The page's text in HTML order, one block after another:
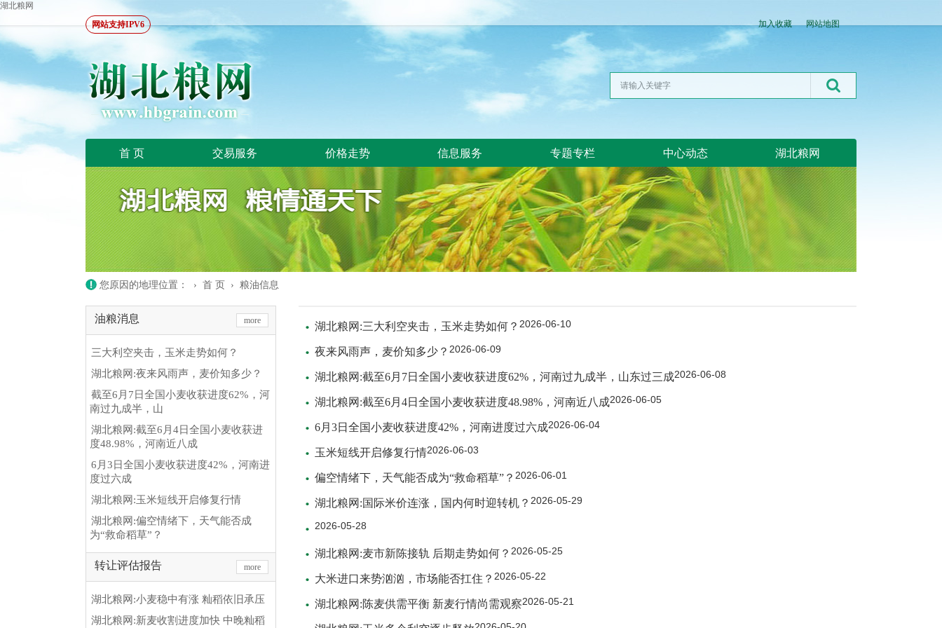
湖北粮网
网站支持IPV6
加入收藏 网站地图
首 页 交易服务 价格走势 信息服务 专题专栏 中心动态 湖北粮网
您原因的地理位置： › 首 页 › 粮油信息
油粮消息 more
三大利空夹击，玉米走势如何？
湖北粮网:夜来风雨声，麦价知多少？
截至6月7日全国小麦收获进度62%，河
南过九成半，山
湖北粮网:截至6月4日全国小麦收获进
度48.98%，河南近八成
6月3日全国小麦收获进度42%，河南进
度过六成
湖北粮网:玉米短线开启修复行情
湖北粮网:偏空情绪下，天气能否成
为“救命稻草”？
转让评估报告 more
湖北粮网:小麦稳中有涨 籼稻依旧承压
湖北粮网:新麦收割进度加快 中晚籼稻
湖北粮网:三大利空夹击，玉米走势如何？ 2026-06-10
夜来风雨声，麦价知多少？ 2026-06-09
湖北粮网:截至6月7日全国小麦收获进度62%，河南过九成半，山东过三成2026-06-08
湖北粮网:截至6月4日全国小麦收获进度48.98%，河南近八成2026-06-05
6月3日全国小麦收获进度42%，河南进度过六成2026-06-04
玉米短线开启修复行情2026-06-03
偏空情绪下，天气能否成为“救命稻草”？ 2026-06-01
湖北粮网:国际米价连涨，国内何时迎转机？ 2026-05-29
2026-05-28
湖北粮网:麦市新陈接轨 后期走势如何？ 2026-05-25
大米进口来势汹汹，市场能否扛住？ 2026-05-22
湖北粮网:陈麦供需平衡 新麦行情尚需观察2026-05-21